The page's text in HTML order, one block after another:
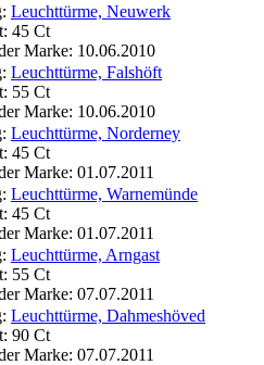
Leuchttürme, Neuwerk
45 Ct
Marke: 10.06.2010
Leuchttürme, Falshöft
55 Ct
Marke: 10.06.2010
Leuchttürme, Norderney
45 Ct
Marke: 01.07.2011
Leuchttürme, Warnemünde
45 Ct
Marke: 01.07.2011
Leuchttürme, Arngast
55 Ct
Marke: 07.07.2011
Leuchttürme, Dahmeshöved
90 Ct
Marke: 07.07.2011